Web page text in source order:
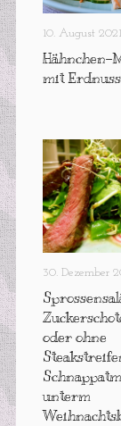
10. August 2021
Hähnchen-
mit
30. Dezember
oder ohne
unterm